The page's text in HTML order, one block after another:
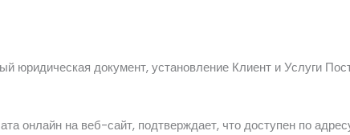
юридическая документ,установление Клиент иУслуги
онлайн навеб-сайт, подтверждает, чтодоступен по